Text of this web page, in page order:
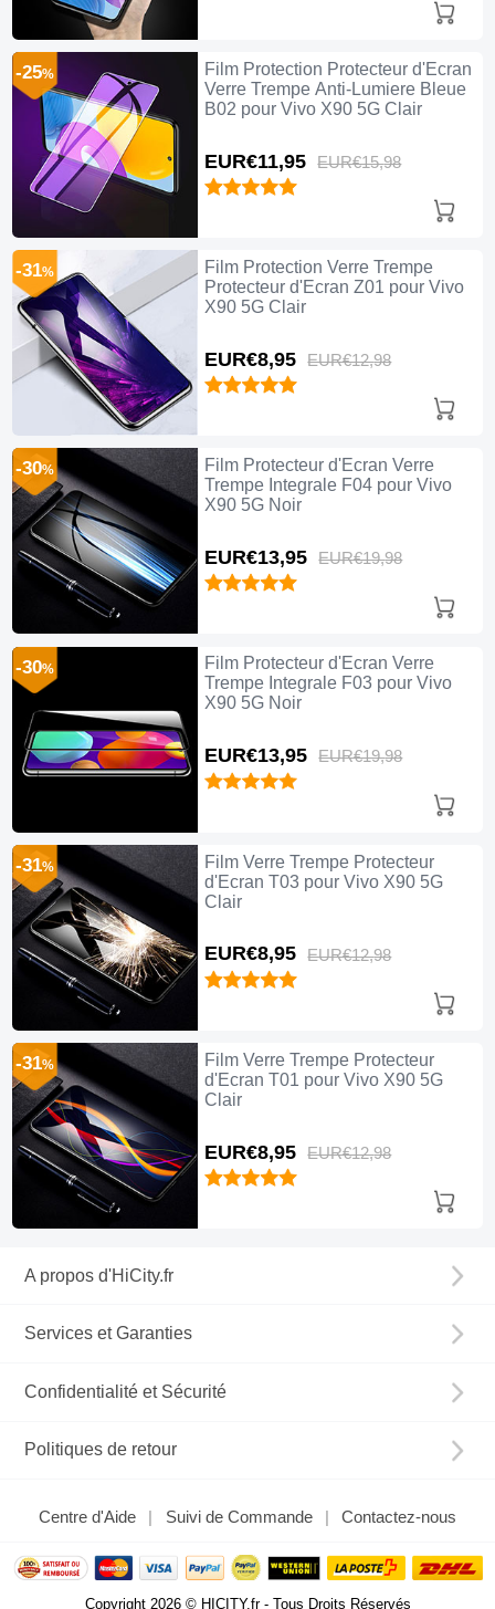
Film Protection Protecteur d'Ecran
Verre Trempe Anti-Lumiere Bleue
B02 pour Vivo X90 5G Clair
EUR€11,95 EUR€15,98
-25%
Film Protection Verre Trempe
Protecteur d'Ecran Z01 pour Vivo
X90 5G Clair
EUR€8,95 EUR€12,98
-31%
Film Protecteur d'Ecran Verre
Trempe Integrale F04 pour Vivo
X90 5G Noir
EUR€13,95 EUR€19,98
-30%
Film Protecteur d'Ecran Verre
Trempe Integrale F03 pour Vivo
X90 5G Noir
EUR€13,95 EUR€19,98
-30%
Film Verre Trempe Protecteur
d'Ecran T03 pour Vivo X90 5G
Clair
EUR€8,95 EUR€12,98
-31%
Film Verre Trempe Protecteur
d'Ecran T01 pour Vivo X90 5G
Clair
EUR€8,95 EUR€12,98
-31%
A propos d'HiCity.fr
Services et Garanties
Confidentialité et Sécurité
Politiques de retour
Centre d'Aide Suivi de Commande Contactez-nous
Copyright 2026 © HICITY.fr - Tous Droits Réservés